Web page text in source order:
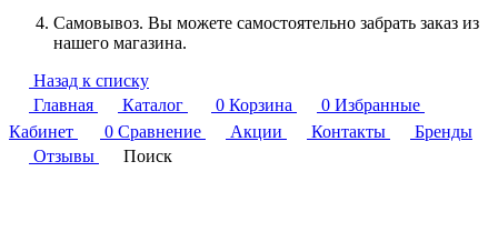
Самовывоз. Вы можете самостоятельно забрать заказ из
нашего магазина.
Назад к списку
Главная
Каталог 0 Корзина 0 Избранные
Кабинет
0 Сравнение Акции Контакты
Бренды
Отзывы
Поиск